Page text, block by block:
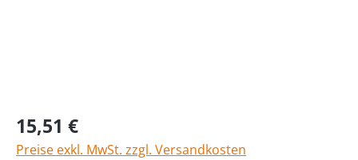
Regulärer Preis:
15,51 €
Preise exkl. MwSt. zzgl. Versandkosten